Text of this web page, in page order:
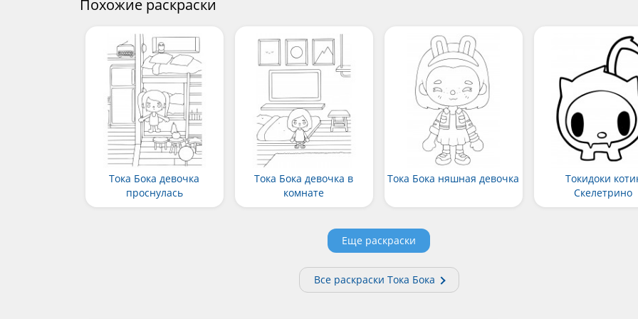
Похожие раскраски
Тока Бока девочка
проснулась
Тока Бока девочка в
комнате
Тока Бока няшная девочка
Токидоки
Скелетрино
Еще раскраски
Все раскраски Тока Бока